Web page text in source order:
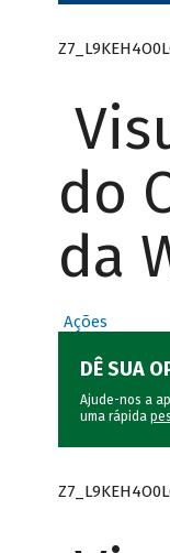
do
da
Ações
DÊ SUA
Ajude-nos a
uma rápida